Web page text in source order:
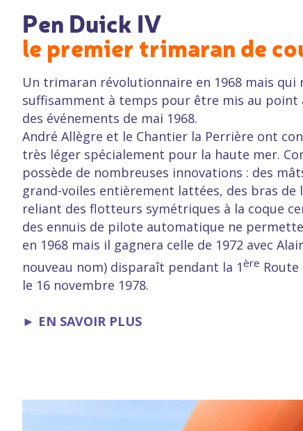
Pen Duick IV
le premier trimaran de
Un trimaran révolutionnaire en 1968 mais qui
suffisamment à temps pour être mis au point
des événements de mai 1968.
André Allègre et le Chantier la Perrière ont
très léger spécialement pour la haute mer.
possède de nombreuses innovations : des
grand-voiles entièrement lattées, des bras de
reliant des flotteurs symétriques à la coque
des ennuis de pilote automatique ne
en 1968 mais il gagnera celle de 1972 avec
nouveau nom) disparaît pendant la 1ère Route
le 16 novembre 1978.
► EN SAVOIR PLUS